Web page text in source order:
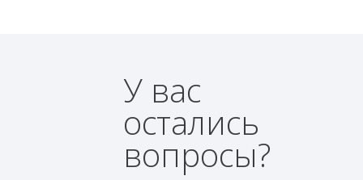
У вас
остались
вопросы?